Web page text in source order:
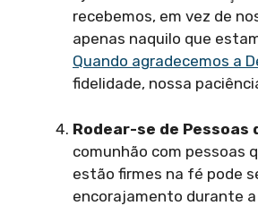
recebemos, em vez de
apenas naquilo que
Quando agradecemos a
fidelidade, nossa
Rodear-se de Pessoas
comunhão com pessoas
estão firmes na fé pode
encorajamento durante a